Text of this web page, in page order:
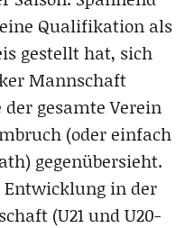
Qualifikation als
gestellt hat, sich
Mannschaft
gesamte Verein
(oder einfach
gegenübersieht.
Entwicklung in der
(U21 und U20-